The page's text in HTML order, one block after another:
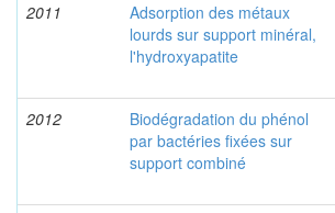
2011
Adsorption des métaux
lourds sur support minéral,
l'hydroxyapatite
2012
Biodégradation du phénol
par bactéries fixées sur
support combiné